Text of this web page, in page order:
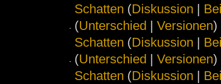
Schatten (Diskussion |
(Unterschied | Versionen)
Schatten (Diskussion |
(Unterschied | Versionen)
Schatten (Diskussion |